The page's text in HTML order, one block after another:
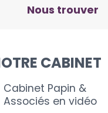
Nous trouver
CABINET
Cabinet Papin &
Associés en vidéo